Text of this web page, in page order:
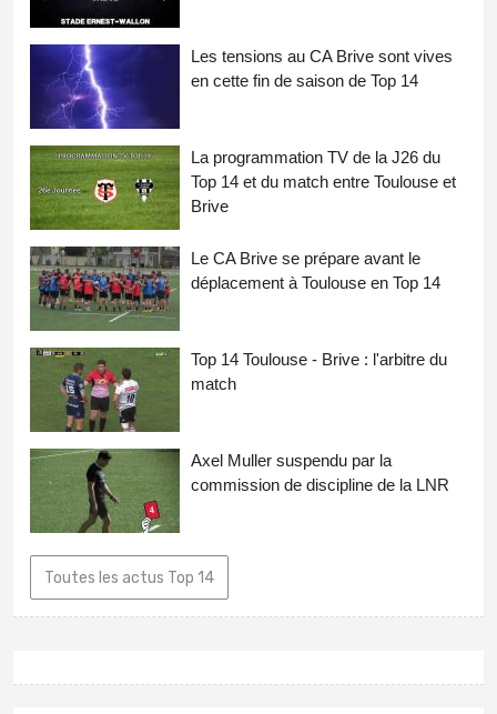
Les tensions au CA Brive sont vives
en cette fin de saison de Top 14
La programmation TV de la J26 du
Top 14 et du match entre Toulouse et
Brive
Le CA Brive se prépare avant le
déplacement à Toulouse en Top 14
Top 14 Toulouse - Brive : l'arbitre du
match
Axel Muller suspendu par la
commission de discipline de la LNR
Toutes les actus Top 14